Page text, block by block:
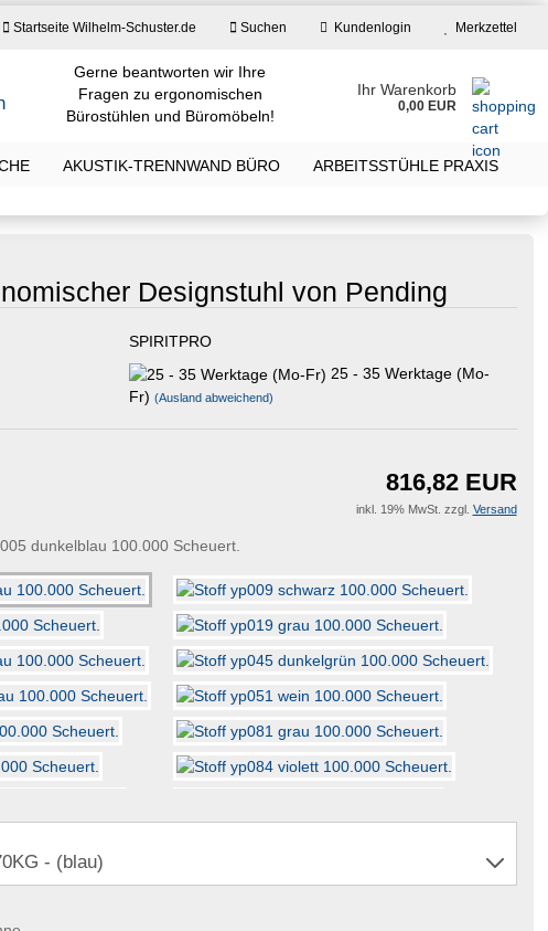
Startseite Wilhelm-Schuster.de Suchen Kundenlogin
Konto erstellen
Passwort vergessen?
Merkzettel
Gerne beantworten wir Ihre
Fragen zu ergonomischen
Bürostühlen und Büromöbeln!
Ihr Warenkorb
0,00 EUR
AKUSTIK-TRENNWAND BÜRO ARBEITSSTÜHLE PRAXIS
Designstuhl von Pending
SPIRITPRO
25 - 35 Werktage (Mo-
Fr) (Ausland abweichend)
816,82 EUR
inkl. 19% MwSt. zzgl. Versand
dunkelblau 100.000 Scheuert.